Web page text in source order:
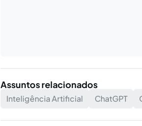
Assuntos relacionados
Inteligência Artificial ChatGPT